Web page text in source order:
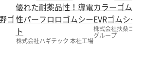
ゴ
優れた耐薬品性！導電
性パーフロロゴムシー
ト
株式会社ハギテック 本社工場
カラーゴム
EVRゴムシー
株式会社扶桑ゴム
グループ